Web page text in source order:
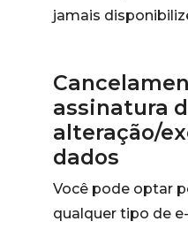
jamais
assinatura
alteração/
dados
Você pode optar
qualquer tipo de